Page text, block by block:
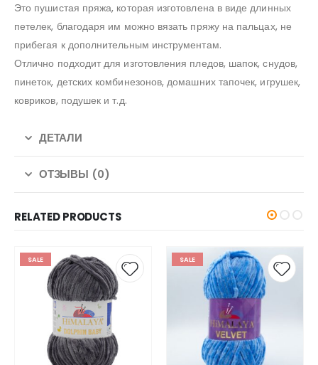
Это пушистая пряжа, которая изготовлена в виде длинных
петелек, благодаря им можно вязать пряжу на пальцах, не
прибегая к дополнительным инструментам.
Отлично подходит для изготовления пледов, шапок, снудов,
пинеток, детских комбинезонов, домашних тапочек, игрушек,
ковриков, подушек и т.д.
ДЕТАЛИ
ОТЗЫВЫ (0)
RELATED PRODUCTS
SALE SALE